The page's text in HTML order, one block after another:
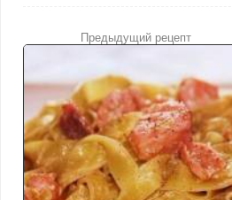
Предыдущий рецепт